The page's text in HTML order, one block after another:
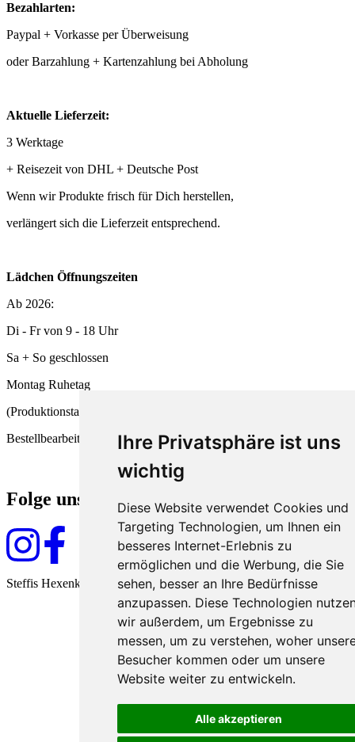
Ihre Privatsphäre ist uns
wichtig
Diese Website verwendet Cookies und
Targeting Technologien, um Ihnen ein
besseres Internet-Erlebnis zu
ermöglichen und die Werbung, die Sie
sehen, besser an Ihre Bedürfnisse
anzupassen. Diese Technologien
wir außerdem, um Ergebnisse zu
messen, um zu verstehen, woher
Besucher kommen oder um unsere
Website weiter zu entwickeln.
Alle akzeptieren
Bezahlarten:
Paypal + Vorkasse per Überweisung
oder Barzahlung + Kartenzahlung bei Abholung
Aktuelle Lieferzeit:
3 Werktage
+ Reisezeit von DHL + Deutsche Post
Wenn wir Produkte frisch für Dich herstellen,
verlängert sich die Lieferzeit entsprechend.
Lädchen Öffnungszeiten
Ab 2026:
Di - Fr von 9 - 18 Uhr
Sa + So geschlossen
Montag Ruhetag
(Produktionstag und
Bestellbearbeitung)
Folge uns
Steffis Hexenküche seit 2009